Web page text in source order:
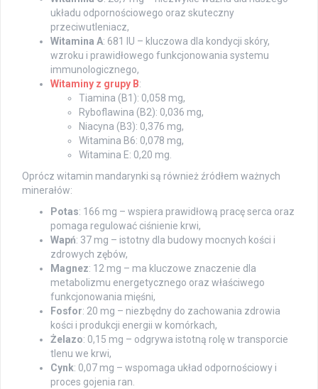
układu odpornościowego oraz skuteczny
przeciwutleniacz,
Witamina A: 681 IU – kluczowa dla kondycji skóry,
wzroku i prawidłowego funkcjonowania systemu
immunologicznego,
Witaminy z grupy B:
Tiamina (B1): 0,058 mg,
Ryboflawina (B2): 0,036 mg,
Niacyna (B3): 0,376 mg,
Witamina B6: 0,078 mg,
Witamina E: 0,20 mg.
Oprócz witamin mandarynki są również źródłem ważnych
minerałów:
Potas: 166 mg – wspiera prawidłową pracę serca oraz
pomaga regulować ciśnienie krwi,
Wapń: 37 mg – istotny dla budowy mocnych kości i
zdrowych zębów,
Magnez: 12 mg – ma kluczowe znaczenie dla
metabolizmu energetycznego oraz właściwego
funkcjonowania mięśni,
Fosfor: 20 mg – niezbędny do zachowania zdrowia
kości i produkcji energii w komórkach,
Żelazo: 0,15 mg – odgrywa istotną rolę w transporcie
tlenu we krwi,
Cynk: 0,07 mg – wspomaga układ odpornościowy i
proces gojenia ran.